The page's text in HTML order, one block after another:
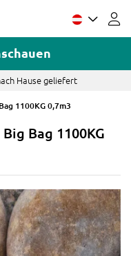
Hause geliefert
1100KG 0,7m3
Bag 1100KG